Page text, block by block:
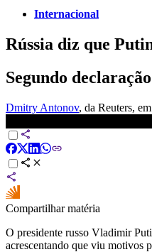
Internacional
Rússia diz que
Segundo
Dmitry Antonov, da Reuters,
Compartilhar matéria
O presidente russo Vladimir
acrescentando que viu motivos